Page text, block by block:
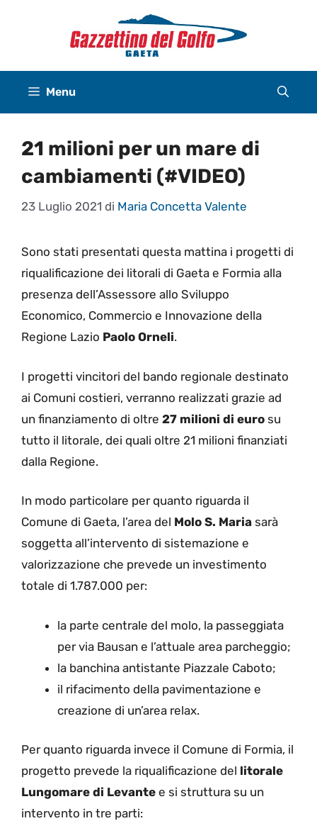
Menu
21 milioni per un mare di
cambiamenti (#VIDEO)
23 Luglio 2021 di Maria Concetta Valente
Sono stati presentati questa mattina i progetti di
riqualificazione dei litorali di Gaeta e Formia alla
presenza dell’Assessore allo Sviluppo
Economico, Commercio e Innovazione della
Regione Lazio Paolo Orneli.
I progetti vincitori del bando regionale destinato
ai Comuni costieri, verranno realizzati grazie ad
un finanziamento di oltre 27 milioni di euro su
tutto il litorale, dei quali oltre 21 milioni finanziati
dalla Regione.
In modo particolare per quanto riguarda il
Comune di Gaeta, l’area del Molo S. Maria sarà
soggetta all’intervento di sistemazione e
valorizzazione che prevede un investimento
totale di 1.787.000 per:
la parte centrale del molo, la passeggiata
per via Bausan e l’attuale area parcheggio;
la banchina antistante Piazzale Caboto;
il rifacimento della pavimentazione e
creazione di un’area relax.
Per quanto riguarda invece il Comune di Formia, il
progetto prevede la riqualificazione del litorale
Lungomare di Levante e si struttura su un
intervento in tre parti: